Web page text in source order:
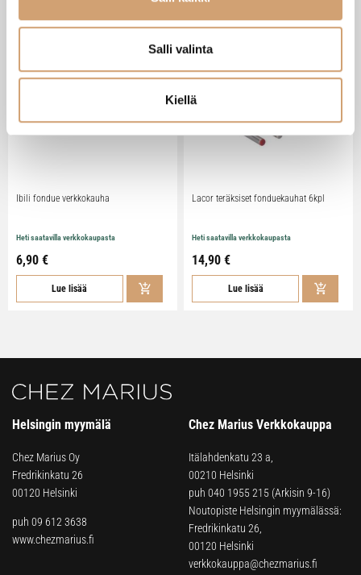
Salli valinta
Kiellä
Ibili fondue verkkokauha
Heti saatavilla verkkokaupasta
6,90 €
Lue lisää
Myynnissä vain verkkokaupassa!
Lacor teräksiset fonduekauhat 6kpl
Heti saatavilla verkkokaupasta
14,90 €
Lue lisää
Helsingin myymälä
Chez Marius Oy
Fredrikinkatu 26
00120 Helsinki
puh 09 612 3638
www.chezmarius.fi
Chez Marius Verkkokauppa
Itälahdenkatu 23 a,
00210 Helsinki
puh 040 1955 215 (Arkisin 9-16)
Noutopiste Helsingin myymälässä:
Fredrikinkatu 26,
00120 Helsinki
verkkokauppa@chezmarius.fi